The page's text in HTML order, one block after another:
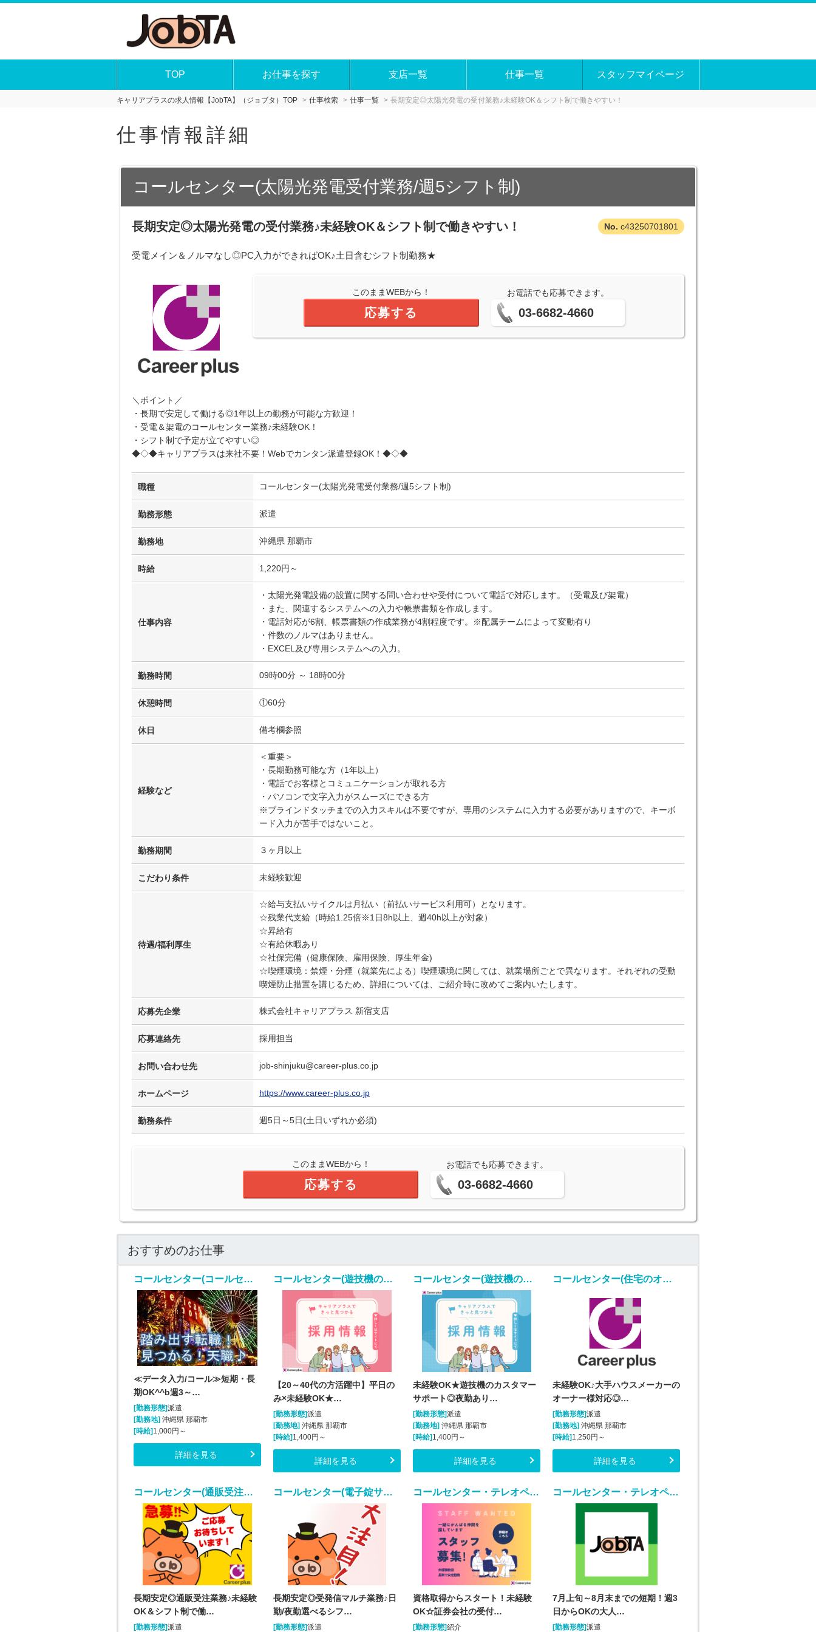
TOP お仕事を探す 支店一覧 仕事一覧 スタッフマイページ
キャリアプラスの求人情報【JobTA】（ジョブタ）TOP 仕事検索 仕事一覧 長期安定◎太陽光発電の受付業務♪未経験OK＆シフト制で働きやすい！
仕事情報詳細
コールセンター(太陽光発電受付業務/週5シフト制)
c43250701801
長期安定◎太陽光発電の受付業務♪未経験OK＆シフト制で働きやすい！
受電メイン＆ノルマなし◎PC入力ができればOK♪土日含むシフト制勤務★
このままWEBから！
応募する
お電話でも応募できます。
03-6682-4660
＼ポイント／
・長期で安定して働ける◎1年以上の勤務が可能な方歓迎！
・受電＆架電のコールセンター業務♪未経験OK！
・シフト制で予定が立てやすい◎
◆◇◆キャリアプラスは来社不要！Webでカンタン派遣登録OK！◆◇◆
職種 コールセンター(太陽光発電受付業務/週5シフト制)
勤務形態 派遣
勤務地 沖縄県 那覇市
時給 1,220円～
仕事内容
・太陽光発電設備の設置に関する問い合わせや受付について電話で対応します。（受電及び架電）
・また、関連するシステムへの入力や帳票書類を作成します。
・電話対応が6割、帳票書類の作成業務が4割程度です。※配属チームによって変動有り
・件数のノルマはありません。
・EXCEL及び専用システムへの入力。
勤務時間 09時00分 ～ 18時00分
休憩時間 ①60分
休日 備考欄参照
経験など
＜重要＞
・長期勤務可能な方（1年以上）
・電話でお客様とコミュニケーションが取れる方
・パソコンで文字入力がスムーズにできる方
※ブラインドタッチまでの入力スキルは不要ですが、専用のシステムに入力する必要がありますので、キーボ
ード入力が苦手ではないこと。
勤務期間 ３ヶ月以上
こだわり条件 未経験歓迎
待遇/福利厚生
☆給与支払いサイクルは月払い（前払いサービス利用可）となります。
☆残業代支給（時給1.25倍※1日8h以上、週40h以上が対象）
☆昇給有
☆有給休暇あり
☆社保完備（健康保険、雇用保険、厚生年金)
☆喫煙環境：禁煙・分煙（就業先による）喫煙環境に関しては、就業場所ごとで異なります。それぞれの受動
喫煙防止措置を講じるため、詳細については、ご紹介時に改めてご案内いたします。
応募先企業 株式会社キャリアプラス 新宿支店
応募連絡先 採用担当
お問い合わせ先 job-shinjuku@career-plus.co.jp
ホームページ https://www.career-plus.co.jp
勤務条件 週5日～5日(土日いずれか必須)
このままWEBから！
応募する
お電話でも応募できます。
03-6682-4660
おすすめのお仕事
コールセンター(コールセンター/データ入力業務)
≪データ入力/コール≫短期・長
期OK^^b週3～…
[勤務形態]派遣
[勤務地] 沖縄県 那覇市
[時給] 1,000円～
詳細を見る
コールセンター(遊技機のカスタマーサポート/平日のみ/長期)
【20～40代の方活躍中】平日の
み×未経験OK★…
[勤務形態]派遣
[勤務地] 沖縄県 那覇市
[時給] 1,400円～
詳細を見る
コールセンター(遊技機のカスタマーサポート/夜勤あり/長期)
未経験OK★遊技機のカスタマー
サポート◎夜勤あり…
[勤務形態]派遣
[勤務地] 沖縄県 那覇市
[時給] 1,400円～
詳細を見る
コールセンター(住宅のオーナー様対応/週4～5日/長期)
未経験OK♪大手ハウスメーカーの
オーナー様対応◎…
[勤務形態]派遣
[勤務地] 沖縄県 那覇市
[時給] 1,250円～
詳細を見る
コールセンター(通販受注業務(受電・架電・入力)/週5シフト制)
長期安定◎通販受注業務♪未経験
OK＆シフト制で働…
[勤務形態]派遣
コールセンター(電子錠サポート・新電力契約・切替事務業務/週5シフト制)
長期安定◎受発信マルチ業務♪日
勤/夜勤選べるシフ…
[勤務形態]派遣
コールセンター・テレオペ（受信）(証券会社の受付・事務スタッフ/6月9日入社)
資格取得からスタート！未経験
OK☆証券会社の受付…
[勤務形態]紹介
コールセンター・テレオペ（受信）(【短期】家電製品の訪問修理日程案内コールセンター受信)
7月上旬～8月末までの短期！週3
日からOKの大人…
[勤務形態]派遣